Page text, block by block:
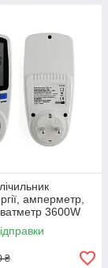
амперметр,
3600W
₴